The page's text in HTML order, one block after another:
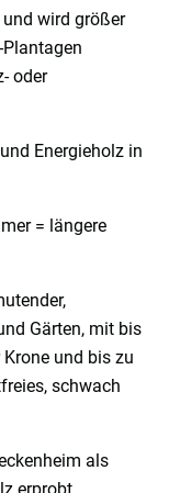
wird größer
oder
Energieholz in
= längere
Gärten, mit bis
und bis zu
schwach
als